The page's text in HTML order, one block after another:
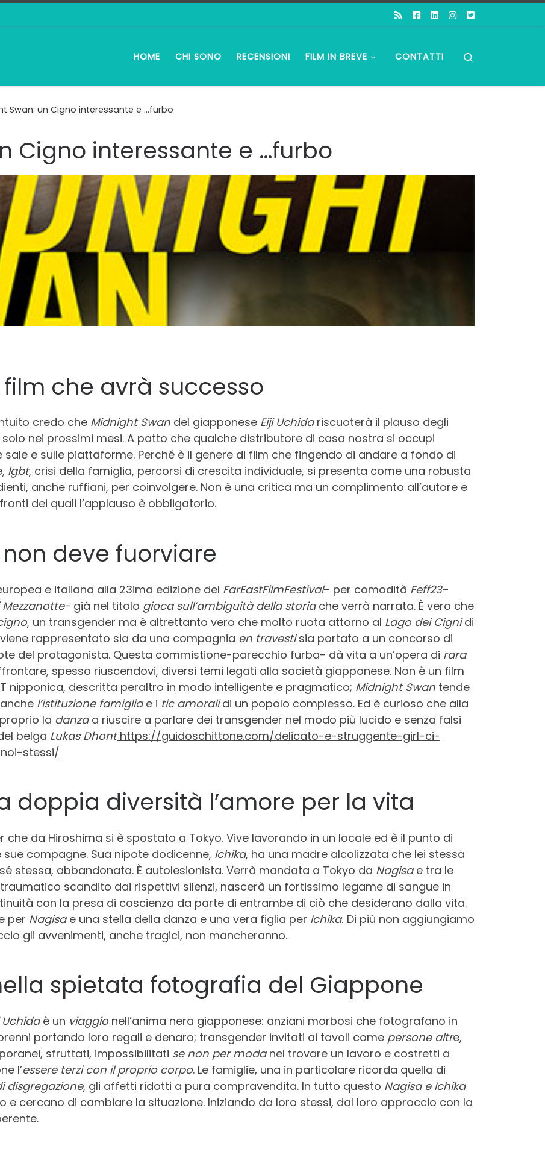
HOME CHI SONO RECENSIONI FILM IN BREVE CONTATTI
Swan: un Cigno interessante e …furbo
Cigno interessante e …furbo
che avrà successo
credo che Midnight Swan del giapponese Eiji Uchidariscuoterà il plauso degli
nei prossimi mesi. A patto che qualche distributore di casa nostra si occupi
e sulle piattaforme. Perché è il genere di film che fingendo di andare a fondo di
lgbt, crisi della famiglia, percorsi di crescita individuale, si presenta come una robusta
anche ruffiani, per coinvolgere. Non è una critica ma un complimento all’autore e
dei quali l’applauso è obbligatorio.
deve fuorviare
e italiana alla 23ima edizione del FarEastFilmFestival– per comodità Feff23–
già nel titolo gioca sull’ambiguità della storiache verrà narrata. È vero che
, un transgender ma è altrettanto vero che molto ruota attorno al Lago dei Cignidi
rappresentato sia da una compagnia en travestisia portato a un concorso di
del protagonista. Questa commistione-parecchio furba- dà vita a un’opera di rara
spesso riuscendovi, diversi temi legati alla società giapponese. Non è un film
nipponica, descritta peraltro in modo intelligente e pragmatico; Midnight Swan tende
l’istituzione famigliae i tic amoralidi un popolo complesso. Ed è curioso che alla
la danzaa riuscire a parlare dei transgender nel modo più lucido e senza falsi
belga Lukas Dhonthttps://guidoschittone.com/delicato-e-struggente-girl-ci-
stessi/
doppia diversità l’amore per la vita
da Hiroshima si è spostato a Tokyo. Vive lavorando in un locale ed è il punto di
compagne. Sua nipote dodicenne, Ichika, ha una madre alcolizzata che lei stessa
stessa, abbandonata. È autolesionista. Verrà mandata a Tokyo da Nagisae tra le
scandito dai rispettivi silenzi, nascerà un fortissimo legame di sangue in
con la presa di coscienza da parte di entrambe di ciò che desiderano dalla vita.
per Nagisae una stella della danza e una vera figlia per Ichika. Di più non aggiungiamo
gli avvenimenti, anche tragici, non mancheranno.
spietata fotografia del Giappone
Uchidaè un viaggionell’anima nera giapponese: anziani morbosi che fotografano in
portando loro regali e denaro; transgender invitati ai tavoli come persone altre,
sfruttati, impossibilitati se non per modanel trovare un lavoro e costretti a
l’essere terzi con il proprio corpo. Le famiglie, una in particolare ricorda quella di
disgregazione, gli affetti ridotti a pura compravendita. In tutto questo Nagisa e Ichika
e cercano di cambiare la situazione. Iniziando da loro stessi, dal loro approccio con la